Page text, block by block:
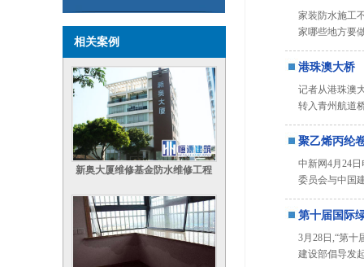
相关案例
新奥大厦维修基金防水维修工程
家装防水施工
家哪些地方要
港珠澳大桥
记者从港珠澳
转入青州航道
聚乙烯丙纶
中新网4月24
委员会与中国
第十届国际
3月28日,“第
建设部倡导发